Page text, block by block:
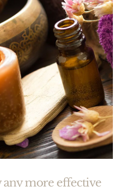
more effective